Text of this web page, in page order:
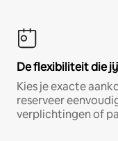
De flexibiliteit die
Kies je exacte
reserveer
verplichtingen of